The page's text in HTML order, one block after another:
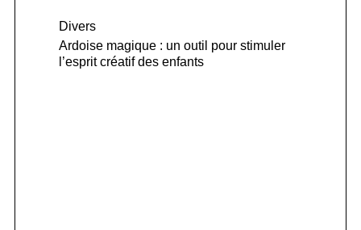
Divers
Ardoise magique : un outil pour stimuler
l’esprit créatif des enfants